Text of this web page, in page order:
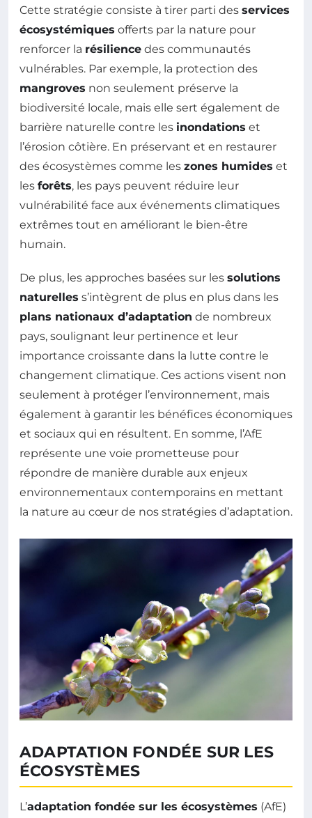
Cette stratégie consiste à tirer parti des services
écosystémiques offerts par la nature pour
renforcer la résilience des communautés
vulnérables. Par exemple, la protection des
mangroves non seulement préserve la
biodiversité locale, mais elle sert également de
barrière naturelle contre les inondations et
l’érosion côtière. En préservant et en restaurer
des écosystèmes comme les zones humides et
les forêts, les pays peuvent réduire leur
vulnérabilité face aux événements climatiques
extrêmes tout en améliorant le bien-être
humain.
De plus, les approches basées sur les solutions
naturelles s’intègrent de plus en plus dans les
plans nationaux d’adaptation de nombreux
pays, soulignant leur pertinence et leur
importance croissante dans la lutte contre le
changement climatique. Ces actions visent non
seulement à protéger l’environnement, mais
également à garantir les bénéfices économiques
et sociaux qui en résultent. En somme, l’AfE
représente une voie prometteuse pour
répondre de manière durable aux enjeux
environnementaux contemporains en mettant
la nature au cœur de nos stratégies d’adaptation.
ADAPTATION FONDÉE SUR LES
ÉCOSYSTÈMES
L’adaptation fondée sur les écosystèmes (AfE)